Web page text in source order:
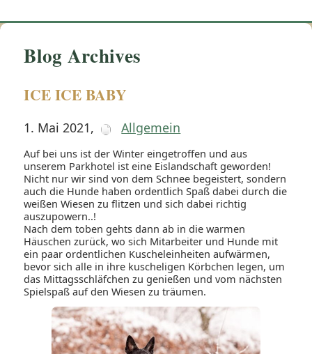
Blog Archives
ICE ICE BABY
1. Mai 2021, Allgemein
Auf bei uns ist der Winter eingetroffen und aus
unserem Parkhotel ist eine Eislandschaft geworden!
Nicht nur wir sind von dem Schnee begeistert, sondern
auch die Hunde haben ordentlich Spaß dabei durch die
weißen Wiesen zu flitzen und sich dabei richtig
auszupowern..!
Nach dem toben gehts dann ab in die warmen
Häuschen zurück, wo sich Mitarbeiter und Hunde mit
ein paar ordentlichen Kuscheleinheiten aufwärmen,
bevor sich alle in ihre kuscheligen Körbchen legen, um
das Mittagsschläfchen zu genießen und vom nächsten
Spielspaß auf den Wiesen zu träumen.